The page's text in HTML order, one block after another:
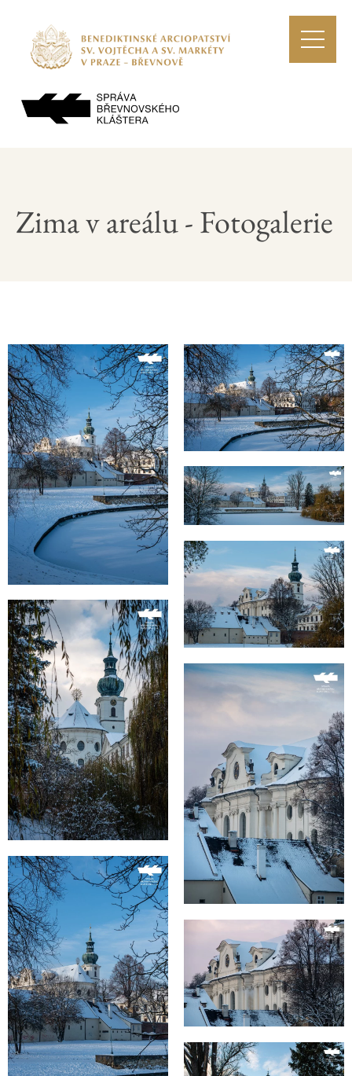
Zima v areálu - Fotogalerie